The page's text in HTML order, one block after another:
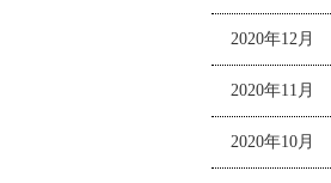
2020年12月
2020年11月
2020年10月